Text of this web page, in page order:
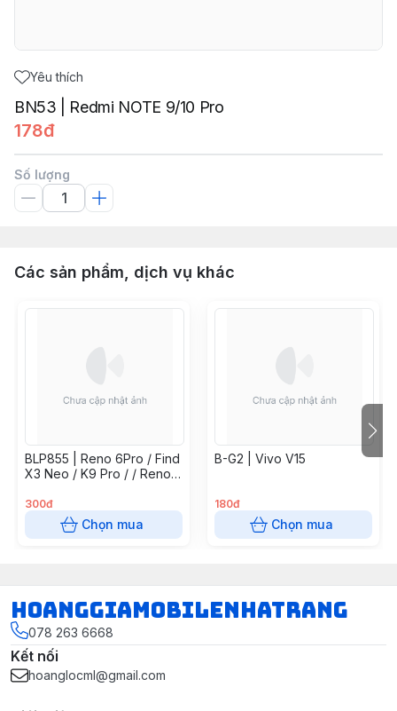
Yêu thích
BN53 | Redmi NOTE 9/10 Pro
178đ
Số lượng
Các sản phẩm, dịch vụ khác
BLP855 | Reno 6Pro / Find
X3 Neo / K9 Pro / / Reno7
4G
300đ
Chọn mua
B-G2 | Vivo V15
180đ
Chọn mua
hoanggiamobilenhatrang
078 263 6668
Kết nối
hoanglocml@gmail.com